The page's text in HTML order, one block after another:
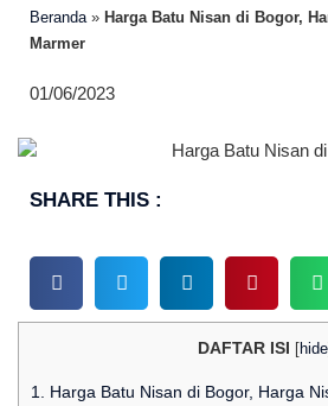
Beranda » Harga Batu Nisan di Bogor,
Marmer
01/06/2023
SHARE THIS :
DAFTAR ISI [hide
1.
Harga Batu Nisan di Bogor, Harga